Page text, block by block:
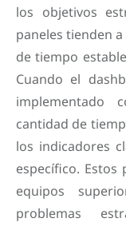
los objetivos
paneles tienden
de tiempo
Cuando el
implementado
cantidad de
los indicadores
específico.
equipos
problemas